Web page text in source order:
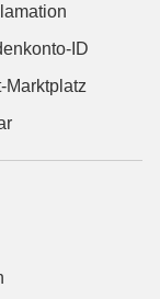
ID
Marktplatz